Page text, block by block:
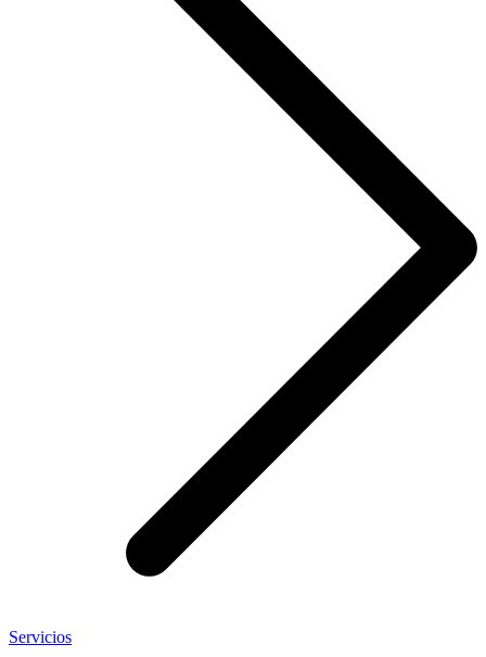
Servicios